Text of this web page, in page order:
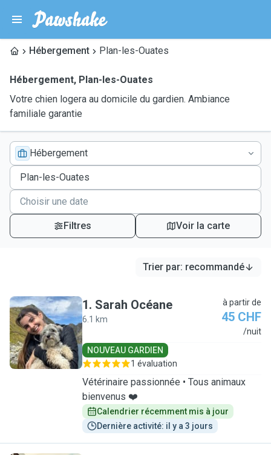
Hébergement Plan-les-Ouates
Hébergement, Plan-les-Ouates
Votre chien logera au domicile du gardien. Ambiance
familiale garantie
Hébergement
Filtres Voir la carte
Trier par: recommandé
S
1. Sarah Océane
6.1 km
à partir de
45 CHF
/nuit
NOUVEAU GARDIEN
1 évaluation
Vétérinaire passionnée • Tous animaux
bienvenus ❤️
Calendrier récemment mis à jour
Dernière activité: il y a 3 jours